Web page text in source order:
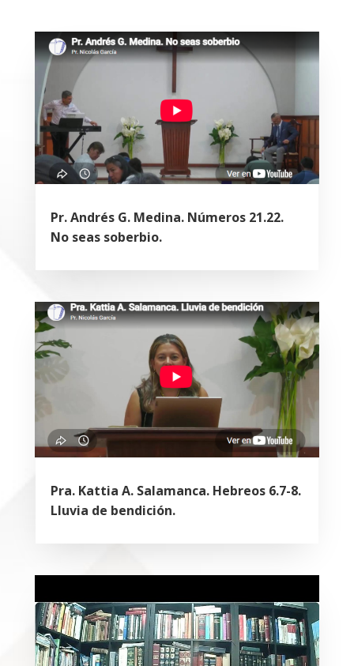
Pr. Andrés G. Medina. Números 21.22.
No seas soberbio.
Pra. Kattia A. Salamanca. Hebreos 6.7-8.
Lluvia de bendición.